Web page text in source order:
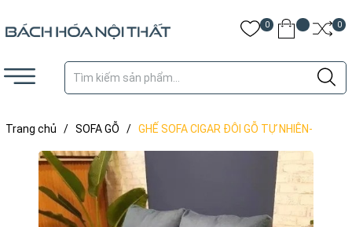
0 0
Trang chủ / SOFA GỖ / GHẾ SOFA CIGAR ĐÔI GỖ TỰ NHIÊN-